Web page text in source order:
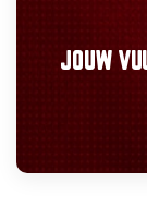
JOUW